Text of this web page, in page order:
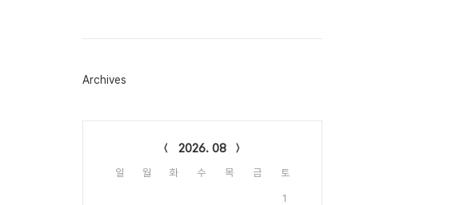
그
Archives
2026. 08
일 월 화 수 목 금 토
1